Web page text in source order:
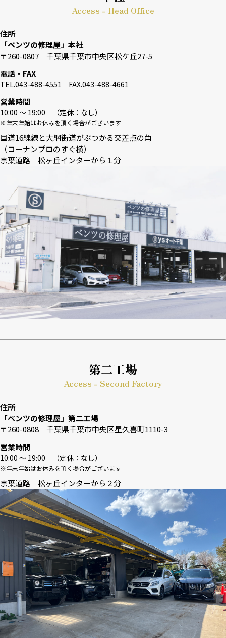
Access - Head Office
住所
「ベンツの修理屋」本社
〒260-0807 千葉県千葉市中央区松ケ丘27-5
電話・FAX
TEL.043-488-4551 FAX.043-488-4661
営業時間
10:00 〜 19:00 （定休：なし）
※年末年始はお休みを頂く場合がございます
国道16線線と大網街道がぶつかる交差点の角
（コーナンプロのすぐ横）
京葉道路 松ヶ丘インターから１分
第二工場
Access - Second Factory
住所
「ベンツの修理屋」第二工場
〒260-0808 千葉県千葉市中央区星久喜町1110-3
営業時間
10:00 〜 19:00 （定休：なし）
※年末年始はお休みを頂く場合がございます
京葉道路 松ヶ丘インターから２分